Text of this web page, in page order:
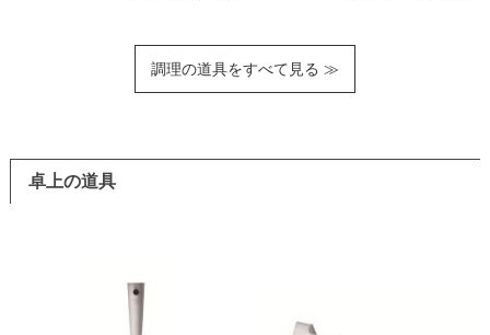
調理の道具をすべて見る ≫
卓上の道具